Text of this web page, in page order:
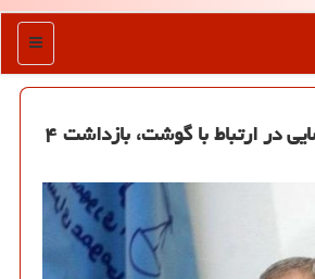
منو
تشكیل پرونده قضایی در ارتباط با گوشت، بازداشت ۴